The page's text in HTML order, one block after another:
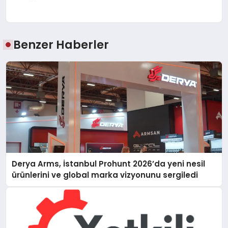
Benzer Haberler
Derya Arms, İstanbul Prohunt 2026’da yeni nesil
ürünlerini ve global marka vizyonunu sergiledi